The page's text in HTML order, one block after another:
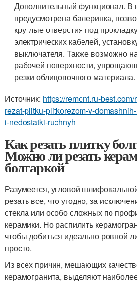
Дополнительный функционал. В
предусмотрена балеринка,
круглые отверстия под
электрических кабелей,
выключателя. Также возможно
рабочей поверхности,
резки облицовочного материала.
Источник: https://remont.ru-
rezat-plitku-plitkorezom-v-
i-nedostatki-ruchnyh
Как резать плитку
Можно ли резать
болгаркой
Разумеется, угловой
резать все, что угодно, за
стекла или особо сложных по
керамики. Но распилить
чтобы добиться идеально ровной
просто.
Из всех причин, мешающих
керамогранита, выделяют